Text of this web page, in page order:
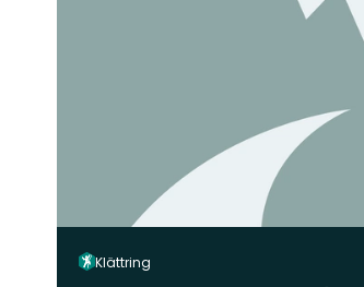
Klättring